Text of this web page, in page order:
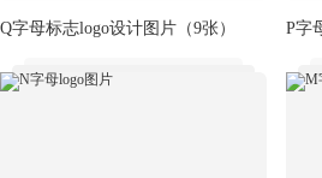
Q字母标志logo设计图片 （9张）